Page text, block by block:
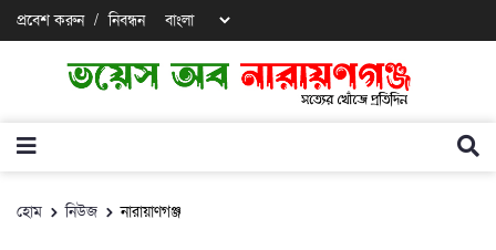
প্রবেশ করুন / নিবন্ধন
হোম নিউজ নারায়াণগঞ্জ